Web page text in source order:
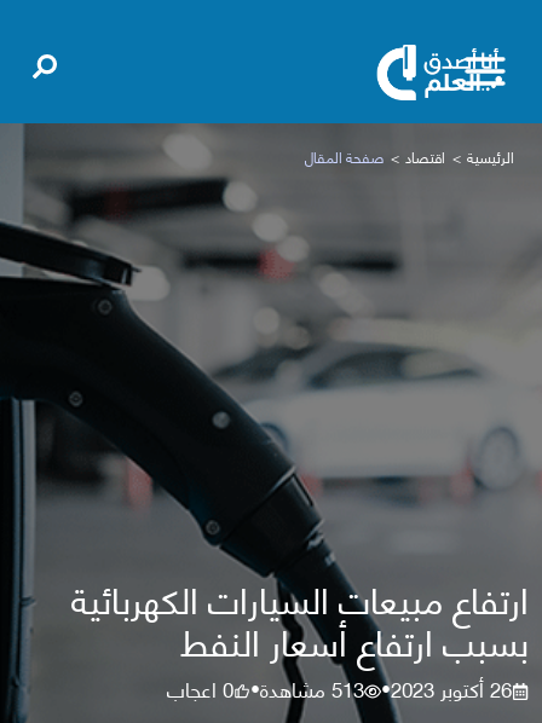
الرئيسية اقتصاد صفحة المقال
ارتفاع مبيعات السيارات الكهربائية
بسبب ارتفاع أسعار النفط
26 أكتوبر 2023 •
513مشاهدة•
0اعجاب